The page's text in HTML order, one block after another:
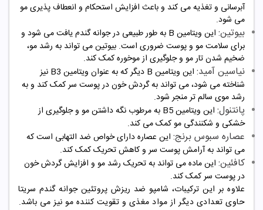
آبرسانی و تغذیه می کند و باعث افزایش استحکام و انعطاف پذیری مو
می شود.
بیوتین:
این ویتامین B به طور طبیعی در جوانه گندم یافت می شود و
برای سلامت مو و پوست ضروری است. بیوتین می تواند به رشد مو،
ضخیم شدن تار مو و جلوگیری از موخوره کمک کند.
نیاسین آمید:
این ویتامین B دیگر که به عنوان ویتامین B3 نیز
شناخته می شود، می تواند به گردش خون در پوست سر کمک کند و به
رشد موی سالم تر منجر شود.
پانتنول:
این ویتامین B5 به مرطوب نگه داشتن مو و جلوگیری از
خشکی و شکنندگی مو کمک می کند.
عصاره سبوس برنج: این عصاره دارای خواص ضد التهابی است که
می تواند به آرامش پوست سر و کاهش تحریک کمک کند.
کافئین: این ماده می تواند به تحریک رشد مو و افزایش گردش خون
در پوست سر کمک کند.
علاوه بر این ترکیبات، شامپو ضد ریزش پروتئین جوانه گندم سریتا
حاوی تعدادی دیگر از مواد مغذی و تقویت کننده مو نیز می باشد.